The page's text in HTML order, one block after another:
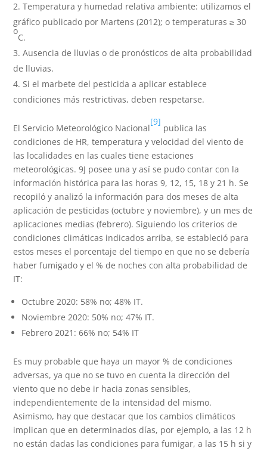
Temperatura y humedad relativa ambiente: utilizamos el
gráfico publicado por Martens (2012); o temperaturas ≥ 30
o
C.
Ausencia de lluvias o de pronósticos de alta probabilidad
de lluvias.
Si el marbete del pesticida a aplicar establece
condiciones más restrictivas, deben respetarse.
El Servicio Meteorológico Nacional
[9]
publica las
condiciones de HR, temperatura y velocidad del viento de
las localidades en las cuales tiene estaciones
meteorológicas. 9J posee una y así se pudo contar con la
información histórica para las horas 9, 12, 15, 18 y 21 h. Se
recopiló y analizó la información para dos meses de alta
aplicación de pesticidas (octubre y noviembre), y un mes de
aplicaciones medias (febrero). Siguiendo los criterios de
condiciones climáticas indicados arriba, se estableció para
estos meses el porcentaje del tiempo en que no se debería
haber fumigado y el % de noches con alta probabilidad de
IT:
Octubre 2020: 58% no; 48% IT.
Noviembre 2020: 50% no; 47% IT.
Febrero 2021: 66% no; 54% IT
Es muy probable que haya un mayor % de condiciones
adversas, ya que no se tuvo en cuenta la dirección del
viento que no debe ir hacia zonas sensibles,
independientemente de la intensidad del mismo.
Asimismo, hay que destacar que los cambios climáticos
implican que en determinados días, por ejemplo, a las 12 h
no están dadas las condiciones para fumigar, a las 15 h si y